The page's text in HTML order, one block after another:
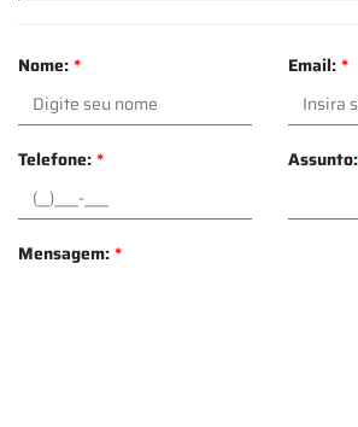
Nome:* Email:*
Telefone:* Assunto:
Mensagem:*